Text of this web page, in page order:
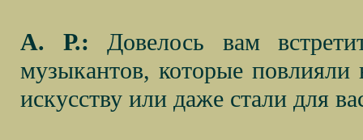
А. Р.: Довелось вам
музыкантов, которые
искусству или даже стали для